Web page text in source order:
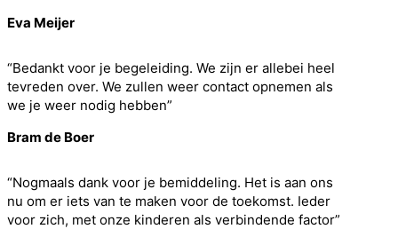
Eva Meijer
“Bedankt voor je begeleiding. We zijn er allebei heel
tevreden over. We zullen weer contact opnemen als
we je weer nodig hebben”
Bram de Boer
“Nogmaals dank voor je bemiddeling. Het is aan ons
nu om er iets van te maken voor de toekomst. Ieder
voor zich, met onze kinderen als verbindende factor”